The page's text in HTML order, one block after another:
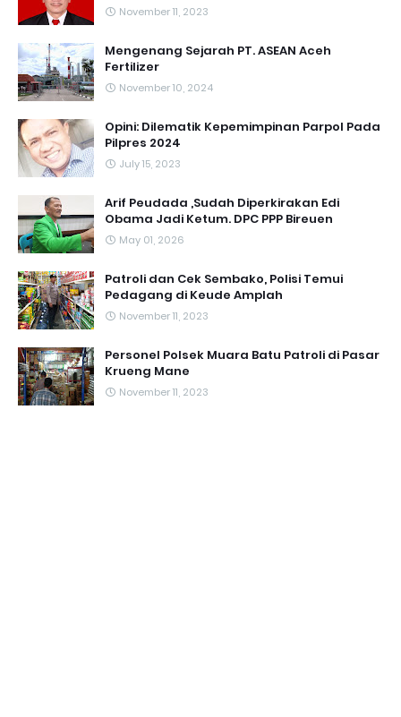
November 11, 2023
Mengenang Sejarah PT. ASEAN Aceh
Fertilizer
November 10, 2024
Opini: Dilematik Kepemimpinan Parpol Pada
Pilpres 2024
July 15, 2023
Arif Peudada ,Sudah Diperkirakan Edi
Obama Jadi Ketum. DPC PPP Bireuen
May 01, 2026
Patroli dan Cek Sembako, Polisi Temui
Pedagang di Keude Amplah
November 11, 2023
Personel Polsek Muara Batu Patroli di Pasar
Krueng Mane
November 11, 2023